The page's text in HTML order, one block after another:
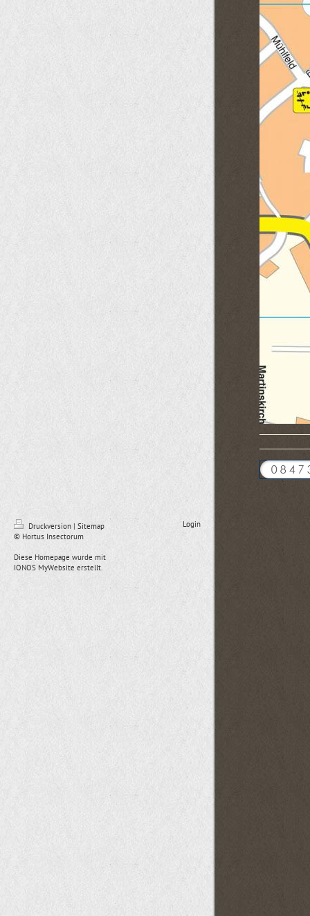
Druckversion | Sitemap
© Hortus Insectorum
Diese Homepage wurde mit
IONOS MyWebsite erstellt.
Login